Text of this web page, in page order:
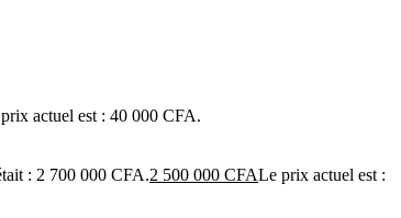
actuel est : 40 000 CFA.
: 2 700 000 CFA.2 500 000 CFALe prix actuel est :